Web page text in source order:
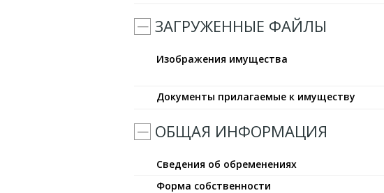
ЗАГРУЖЕННЫЕ ФАЙЛЫ
Изображения имущества
Документы прилагаемые к имуществу
ОБЩАЯ ИНФОРМАЦИЯ
Сведения об обременениях
Форма собственности